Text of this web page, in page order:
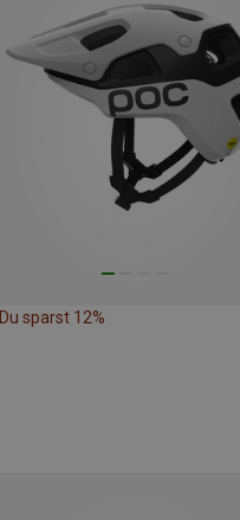
Du sparst 12%